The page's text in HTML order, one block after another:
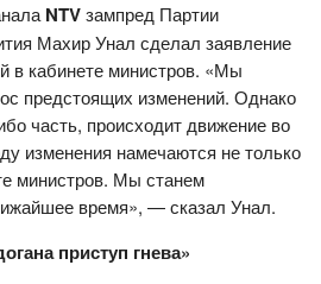
NTVзампред Партии
Махир Унал сделал заявление
в кабинете министров. «Мы
предстоящих изменений. Однако
часть, происходит движение во
изменения намечаются не только
министров. Мы станем
время», — сказал Унал.
приступ гнева»